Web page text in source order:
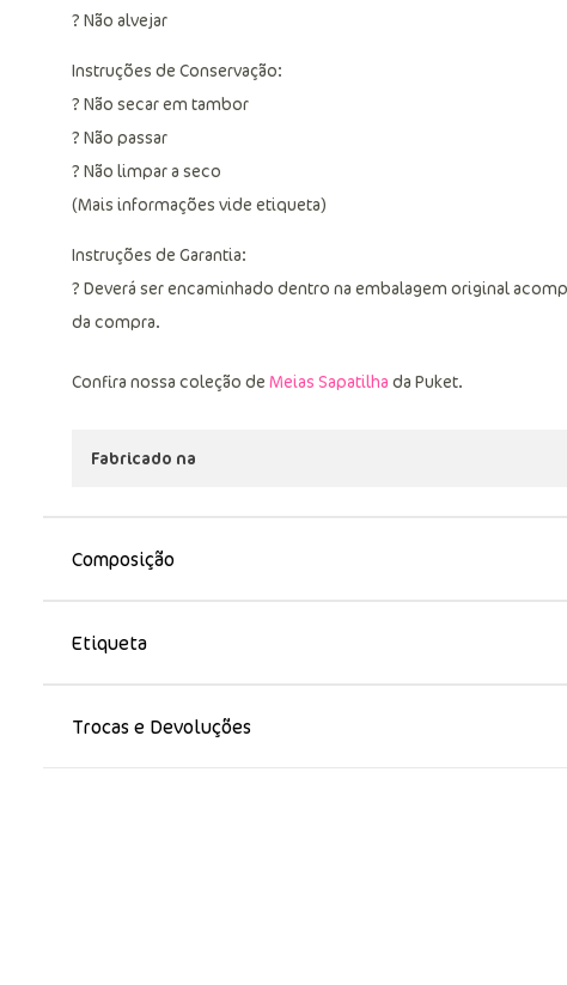
? Não alvejar
Instruções de Conservação:
? Não secar em tambor
? Não passar
? Não limpar a seco
(Mais informações vide etiqueta)
Instruções de Garantia:
? Deverá ser encaminhado dentro na embalagem original
da compra.
Confira nossa coleção de Meias Sapatilha da Puket.
Fabricado na
Composição
Etiqueta
Trocas e Devoluções